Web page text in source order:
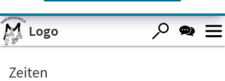
Visuelle
Assistenzsoftware
öffnen.
Logo
Zeiten